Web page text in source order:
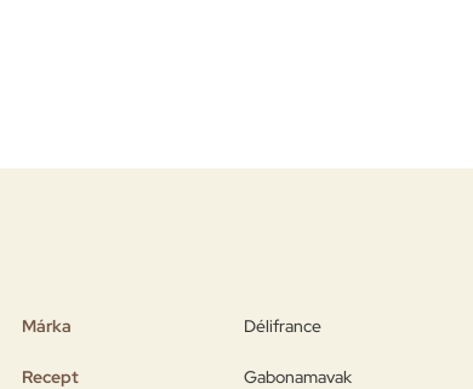
Márka Délifrance
Recept Gabonamavak